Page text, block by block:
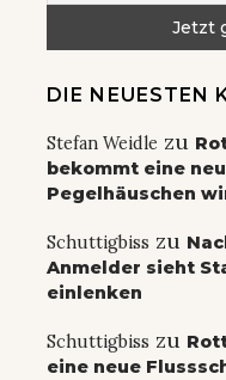
DIE NEUESTEN
Stefan Weidle zu
bekommt eine
Pegelhäuschen
Schuttigbiss zu
Anmelder sieht
einlenken
Schuttigbiss zu
eine neue